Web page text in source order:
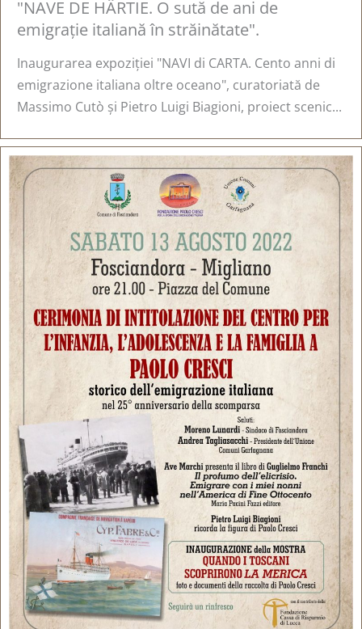
"NAVE DE HÂRTIE. O sută de ani de
emigrație italiană în străinătate".
Inaugurarea expoziției "NAVI di CARTA. Cento anni di
emigrazione italiana oltre oceano", curatoriată de
Massimo Cutò și Pietro Luigi Biagioni, proiect scenic...